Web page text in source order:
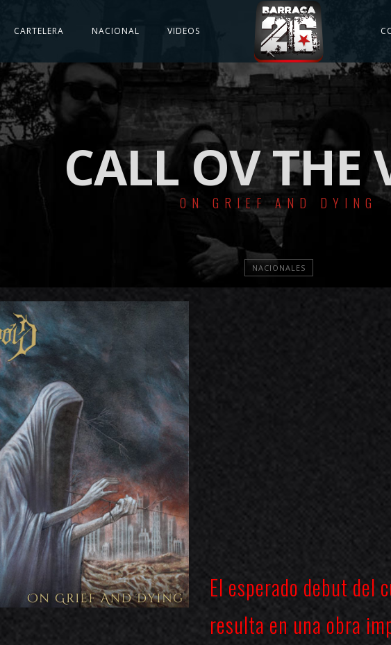
CARTELERA NACIONAL VIDEOS
CALL OV THE
ON GRIEF AND DYING
NACIONALES
El esperado debut del
resulta en una obra